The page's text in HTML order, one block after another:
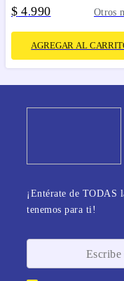
$ 4.990 Otros
AGREGAR AL
¡Entérate de TODAS
tenemos para ti!